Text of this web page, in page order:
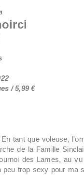
/ 5,99 €
tant que voleuse,
de la Famille
des Lames, au
trop sexy pour ma